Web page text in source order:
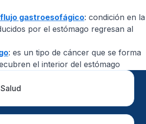
gastroesofágico: condición en la
por el estómago regresan al
: es un tipo de cáncer que se forma
el interior del estómago